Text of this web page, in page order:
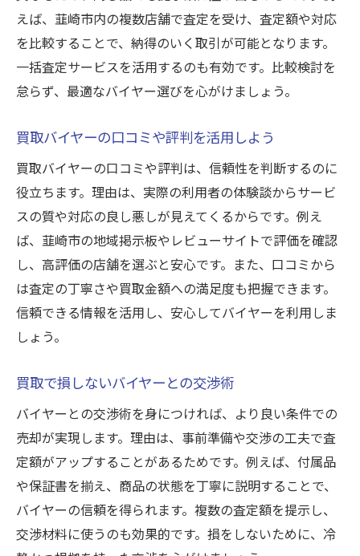
えば、韮崎市内の複数店舗で査定を受け、査定額や対応
を比較することで、納得のいく取引が可能となります。
一括査定サービスを活用するのも有効です。比較検討を
怠らず、最適なバイヤー選びを心がけましょう。
買取バイヤーの口コミや評判を活用しよう
買取バイヤーの口コミや評判は、信頼性を判断するのに
役立ちます。理由は、実際の利用者の体験談からサービ
スの質や対応の良し悪しが見えてくるからです。例え
ば、韮崎市の地域掲示板やレビューサイトで評価を確認
し、高評価の店舗を選ぶと安心です。また、口コミから
は査定の丁寧さや買取金額への満足度も把握できます。
信頼できる情報を活用し、安心してバイヤーを利用しま
しょう。
買取で損しないバイヤーとの交渉術
バイヤーとの交渉術を身につければ、より良い条件での
売却が実現します。理由は、事前準備や交渉の工夫で査
定額がアップすることがあるためです。例えば、付属品
や保証書を揃え、商品の状態を丁寧に説明することで、
バイヤーの信頼を得られます。複数の査定額を提示し、
交渉材料に使うのも効果的です。損をしないために、冷